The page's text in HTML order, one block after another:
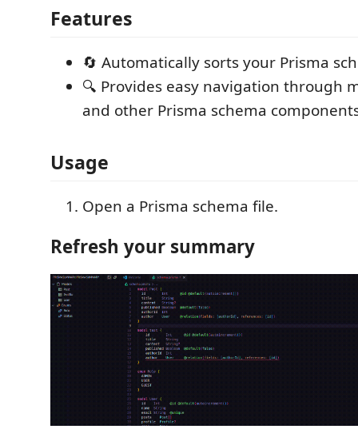
Features
🔄 Automatically sorts your Prisma
🔍 Provides easy navigation through
and other Prisma schema
Usage
Open a Prisma schema file.
Refresh your summary